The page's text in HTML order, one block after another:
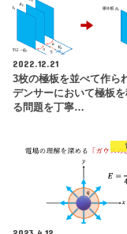
2022.12.21
3枚の極板を並べて作ら
デンサーにおいて極板
る問題を丁寧…